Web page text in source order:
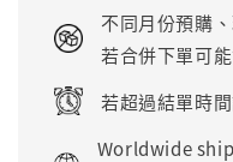
不同月份預購
若合併下單可
若超過結單時
Worldwide